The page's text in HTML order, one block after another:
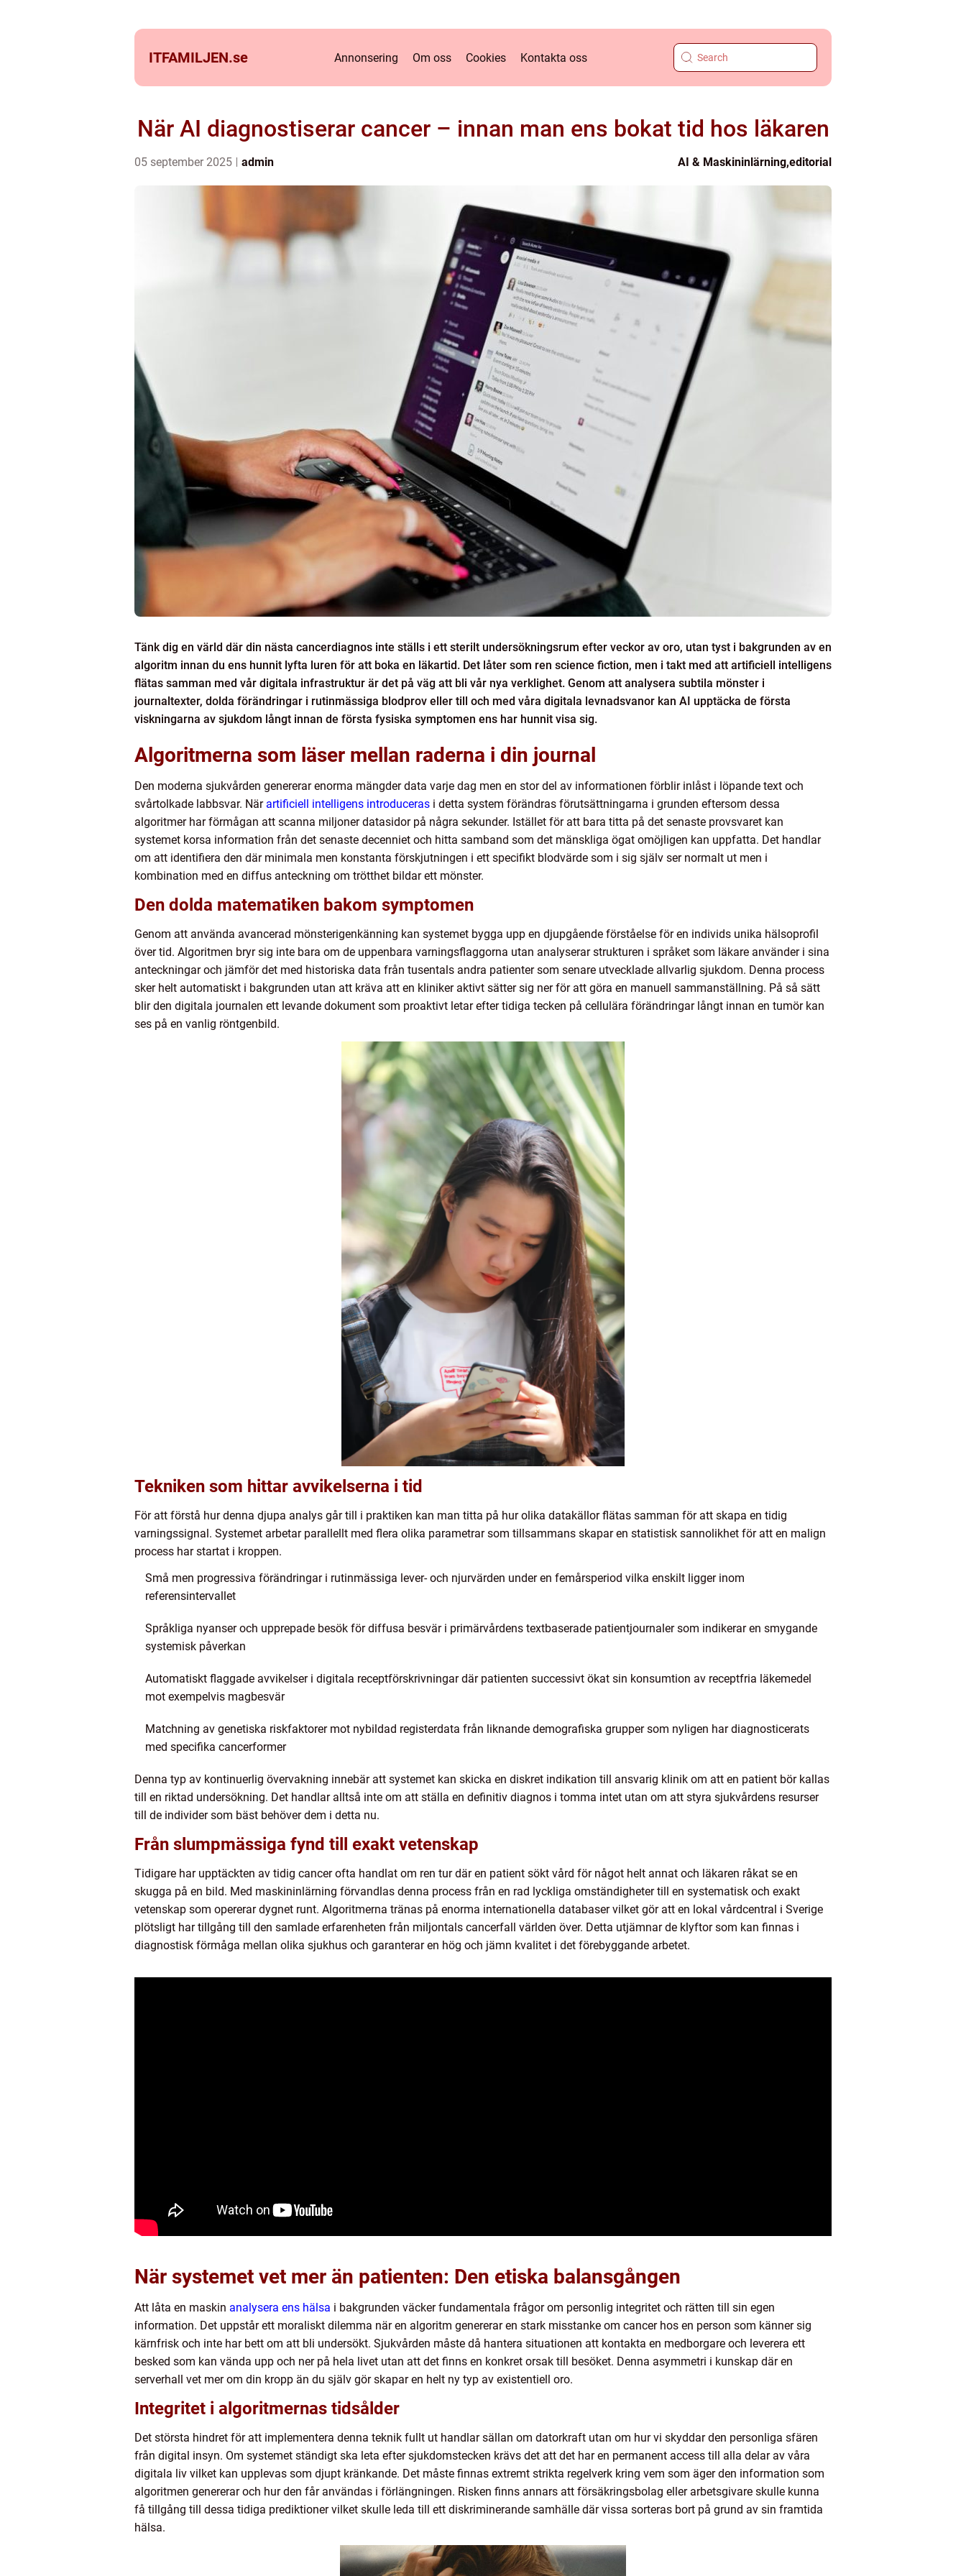
ITFAMILJEN.se Annonsering Om oss Cookies Kontakta oss
När AI diagnostiserar cancer – innan man ens bokat tid hos läkaren
05 september 2025 admin AI & Maskininlärning,editorial
Tänk dig en värld där din nästa cancerdiagnos inte ställs i ett sterilt undersökningsrum efter veckor av oro, utan tyst i bakgrunden av en
algoritm innan du ens hunnit lyfta luren för att boka en läkartid. Det låter som ren science fiction, men i takt med att artificiell intelligens
flätas samman med vår digitala infrastruktur är det på väg att bli vår nya verklighet. Genom att analysera subtila mönster i
journaltexter, dolda förändringar i rutinmässiga blodprov eller till och med våra digitala levnadsvanor kan AI upptäcka de första
viskningarna av sjukdom långt innan de första fysiska symptomen ens har hunnit visa sig.
Algoritmerna som läser mellan raderna i din journal
Den moderna sjukvården genererar enorma mängder data varje dag men en stor del av informationen förblir inlåst i löpande text och
svårtolkade labbsvar. När artificiell intelligens introduceras i detta system förändras förutsättningarna i grunden eftersom dessa
algoritmer har förmågan att scanna miljoner datasidor på några sekunder. Istället för att bara titta på det senaste provsvaret kan
systemet korsa information från det senaste decenniet och hitta samband som det mänskliga ögat omöjligen kan uppfatta. Det handlar
om att identifiera den där minimala men konstanta förskjutningen i ett specifikt blodvärde som i sig själv ser normalt ut men i
kombination med en diffus anteckning om trötthet bildar ett mönster.
Den dolda matematiken bakom symptomen
Genom att använda avancerad mönsterigenkänning kan systemet bygga upp en djupgående förståelse för en individs unika hälsoprofil
över tid. Algoritmen bryr sig inte bara om de uppenbara varningsflaggorna utan analyserar strukturen i språket som läkare använder i sina
anteckningar och jämför det med historiska data från tusentals andra patienter som senare utvecklade allvarlig sjukdom. Denna process
sker helt automatiskt i bakgrunden utan att kräva att en kliniker aktivt sätter sig ner för att göra en manuell sammanställning. På så sätt
blir den digitala journalen ett levande dokument som proaktivt letar efter tidiga tecken på cellulära förändringar långt innan en tumör kan
ses på en vanlig röntgenbild.
Tekniken som hittar avvikelserna i tid
För att förstå hur denna djupa analys går till i praktiken kan man titta på hur olika datakällor flätas samman för att skapa en tidig
varningssignal. Systemet arbetar parallellt med flera olika parametrar som tillsammans skapar en statistisk sannolikhet för att en malign
process har startat i kroppen.
Små men progressiva förändringar i rutinmässiga lever- och njurvärden under en femårsperiod vilka enskilt ligger inom
referensintervallet
Språkliga nyanser och upprepade besök för diffusa besvär i primärvårdens textbaserade patientjournaler som indikerar en smygande
systemisk påverkan
Automatiskt flaggade avvikelser i digitala receptförskrivningar där patienten successivt ökat sin konsumtion av receptfria läkemedel
mot exempelvis magbesvär
Matchning av genetiska riskfaktorer mot nybildad registerdata från liknande demografiska grupper som nyligen har diagnosticerats
med specifika cancerformer
Denna typ av kontinuerlig övervakning innebär att systemet kan skicka en diskret indikation till ansvarig klinik om att en patient bör kallas
till en riktad undersökning. Det handlar alltså inte om att ställa en definitiv diagnos i tomma intet utan om att styra sjukvårdens resurser
till de individer som bäst behöver dem i detta nu.
Från slumpmässiga fynd till exakt vetenskap
Tidigare har upptäckten av tidig cancer ofta handlat om ren tur där en patient sökt vård för något helt annat och läkaren råkat se en
skugga på en bild. Med maskininlärning förvandlas denna process från en rad lyckliga omständigheter till en systematisk och exakt
vetenskap som opererar dygnet runt. Algoritmerna tränas på enorma internationella databaser vilket gör att en lokal vårdcentral i Sverige
plötsligt har tillgång till den samlade erfarenheten från miljontals cancerfall världen över. Detta utjämnar de klyftor som kan finnas i
diagnostisk förmåga mellan olika sjukhus och garanterar en hög och jämn kvalitet i det förebyggande arbetet.
När systemet vet mer än patienten: Den etiska balansgången
Att låta en maskin analysera ens hälsa i bakgrunden väcker fundamentala frågor om personlig integritet och rätten till sin egen
information. Det uppstår ett moraliskt dilemma när en algoritm genererar en stark misstanke om cancer hos en person som känner sig
kärnfrisk och inte har bett om att bli undersökt. Sjukvården måste då hantera situationen att kontakta en medborgare och leverera ett
besked som kan vända upp och ner på hela livet utan att det finns en konkret orsak till besöket. Denna asymmetri i kunskap där en
serverhall vet mer om din kropp än du själv gör skapar en helt ny typ av existentiell oro.
Integritet i algoritmernas tidsålder
Det största hindret för att implementera denna teknik fullt ut handlar sällan om datorkraft utan om hur vi skyddar den personliga sfären
från digital insyn. Om systemet ständigt ska leta efter sjukdomstecken krävs det att det har en permanent access till alla delar av våra
digitala liv vilket kan upplevas som djupt kränkande. Det måste finnas extremt strikta regelverk kring vem som äger den information som
algoritmen genererar och hur den får användas i förlängningen. Risken finns annars att försäkringsbolag eller arbetsgivare skulle kunna
få tillgång till dessa tidiga prediktioner vilket skulle leda till ett diskriminerande samhälle där vissa sorteras bort på grund av sin framtida
hälsa.